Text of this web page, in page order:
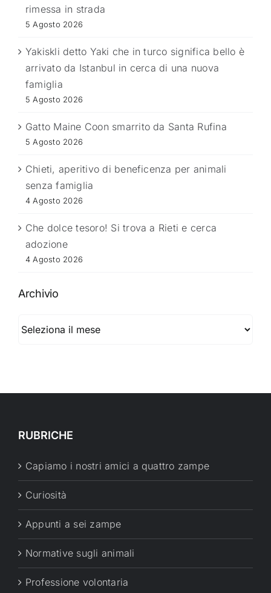
rimessa in strada
5 Agosto 2026
Yakiskli detto Yaki che in turco significa bello è
arrivato da Istanbul in cerca di una nuova
famiglia
5 Agosto 2026
Gatto Maine Coon smarrito da Santa Rufina
5 Agosto 2026
Chieti, aperitivo di beneficenza per animali
senza famiglia
4 Agosto 2026
Che dolce tesoro! Si trova a Rieti e cerca
adozione
4 Agosto 2026
Archivio
RUBRICHE
Capiamo i nostri amici a quattro zampe
Curiosità
Appunti a sei zampe
Normative sugli animali
Professione volontaria